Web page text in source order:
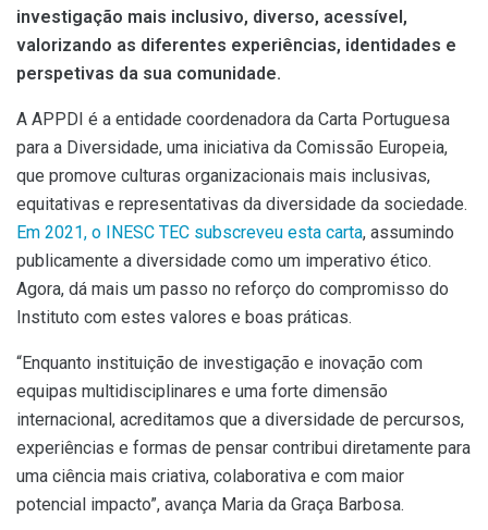
investigação mais inclusivo, diverso, acessível,
valorizando as diferentes experiências, identidades e
perspetivas da sua comunidade.
A APPDI é a entidade coordenadora da Carta Portuguesa
para a Diversidade, uma iniciativa da Comissão Europeia,
que promove culturas organizacionais mais inclusivas,
equitativas e representativas da diversidade da sociedade.
Em 2021, o INESC TEC subscreveu esta carta, assumindo
publicamente a diversidade como um imperativo ético.
Agora, dá mais um passo no reforço do compromisso do
Instituto com estes valores e boas práticas.
“Enquanto instituição de investigação e inovação com
equipas multidisciplinares e uma forte dimensão
internacional, acreditamos que a diversidade de percursos,
experiências e formas de pensar contribui diretamente para
uma ciência mais criativa, colaborativa e com maior
potencial impacto”, avança Maria da Graça Barbosa.